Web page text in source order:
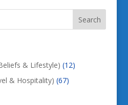
& Lifestyle) (12)
& Hospitality) (67)